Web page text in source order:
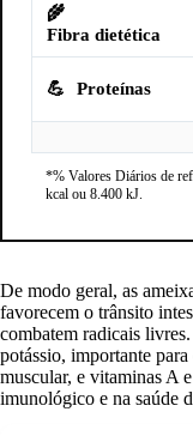
🌾
Fibra dietética
💪 Proteínas
*% Valores Diários de
kcal ou 8.400 kJ.
De modo geral, as
favorecem o trânsito
combatem radicais
potássio, importante
muscular, e vitaminas A
imunológico e na saúde